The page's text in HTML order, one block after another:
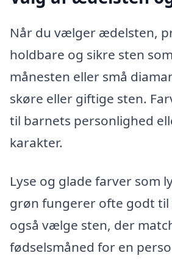
Når du vælger ædelsten,
holdbare og sikre sten
månesten eller små
skøre eller giftige sten.
til barnets personlighed
karakter.
Lyse og glade farver som
grøn fungerer ofte godt til
også vælge sten, der
fødselsmåned for en